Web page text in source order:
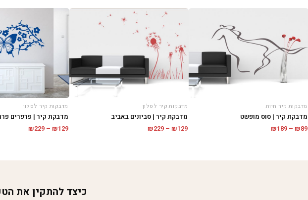
מדבקות קיר חיות
מדבקת קיר | סוס מופשט
₪89
–
₪189
מדבקות קיר לסלון
מדבקת קיר | סביונים באביב
₪129
–
₪229
טווח
מדבקות קיר לסלון
מדבקת קיר | פרפרים
₪129
–
₪229
כיצד להתקין את